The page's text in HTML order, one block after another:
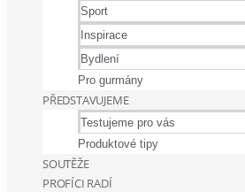
Sport
Inspirace
Bydlení
Pro gurmány
PŘEDSTAVUJEME
Testujeme pro vás
Produktové tipy
SOUTĚŽE
PROFÍCI RADÍ